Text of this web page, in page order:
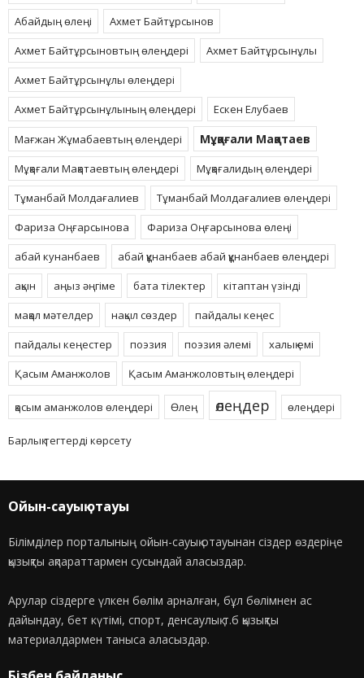
Абайдың өлеңі
Ахмет Байтұрсынов
Ахмет Байтұрсыновтың өлеңдері
Ахмет Байтұрсынұлы
Ахмет Байтұрсынұлы өлеңдері
Ахмет Байтұрсынұлының өлеңдері
Ескен Елубаев
Мағжан Жұмабаевтың өлеңдері Мұқағали Мақатаев
Мұқағали Мақатаевтың өлеңдері
Мұқағалидың өлеңдері
Тұманбай Молдағалиев
Тұманбай Молдағалиев өлеңдері
Фариза Оңғарсынова
Фариза Оңғарсынова өлеңі
абай кунанбаев
абай құнанбаев абай құнанбаев өлеңдері
ақын
аңыз әңгіме бата тілектер
кітаптан үзінді
мақал мәтелдер
нақыл сөздер
пайдалы кеңес
пайдалы кеңестер
поэзия поэзия әлемі
халық емі
Қасым Аманжолов
Қасым Аманжоловтың өлеңдері
қасым аманжолов өлеңдері Өлең өлеңдер өлеңдері
Барлық тегтерді көрсету
Ойын-сауық отауы
Білімділер порталының ойын-сауық отауынан сіздер өздеріңе
қызықты ақпараттармен сусындай аласыздар.
Арулар сіздерге үлкен бөлім арналған, бұл бөлімнен ас
дайындау, бет күтімі, спорт, денсаулық т.б қызықты
материалдармен таныса аласыздар.